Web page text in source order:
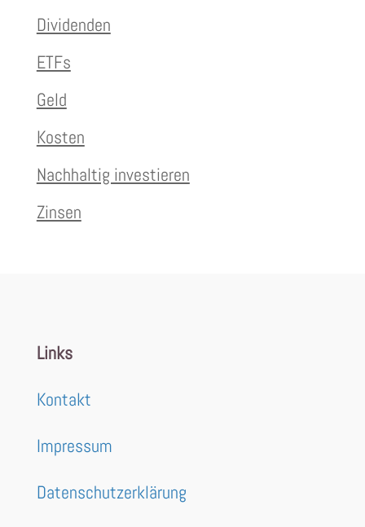
Dividenden
ETFs
Geld
Kosten
Nachhaltig investieren
Zinsen
Links
Kontakt
Impressum
Datenschutzerklärung